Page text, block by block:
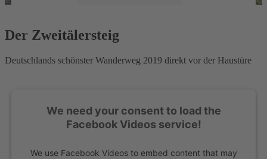
Platform&eRecht24
Der Zweitälersteig
Deutschlands schönster Wanderweg 2019 direkt vor der Haustüre
We need your consent to load the
Facebook Videos service!
We use Facebook Videos to embed content that may